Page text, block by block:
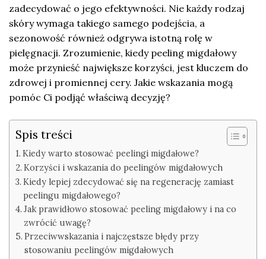
zadecydować o jego efektywności. Nie każdy rodzaj
skóry wymaga takiego samego podejścia, a
sezonowość również odgrywa istotną rolę w
pielęgnacji. Zrozumienie, kiedy peeling migdałowy
może przynieść największe korzyści, jest kluczem do
zdrowej i promiennej cery. Jakie wskazania mogą
pomóc Ci podjąć właściwą decyzję?
Spis treści
Kiedy warto stosować peelingi migdałowe?
Korzyści i wskazania do peelingów migdałowych
Kiedy lepiej zdecydować się na regenerację zamiast
peelingu migdałowego?
Jak prawidłowo stosować peeling migdałowy i na co
zwrócić uwagę?
Przeciwwskazania i najczęstsze błędy przy
stosowaniu peelingów migdałowych